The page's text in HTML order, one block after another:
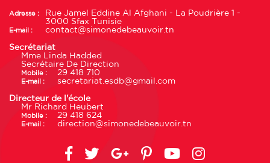
Adresse :
Rue Jamel Eddine Al Afghani - La Poudrière 1 -
3000 Sfax Tunisie
E-mail : contact@simonedebeauvoir.tn
Secrétariat
Mme Linda Hadded
Secrétaire De Direction
Mobile : 29 418 710
E-mail : secretariat.esdb@gmail.com
Directeur de l'école
Mr Richard Heubert
Mobile : 29 418 624
E-mail : direction@simonedebeauvoir.tn